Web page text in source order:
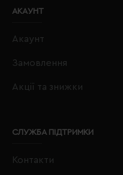
АКАУНТ
Акаунт
Замовлення
Акції та знижки
СЛУЖБА ПІДТРИМКИ
Контакти